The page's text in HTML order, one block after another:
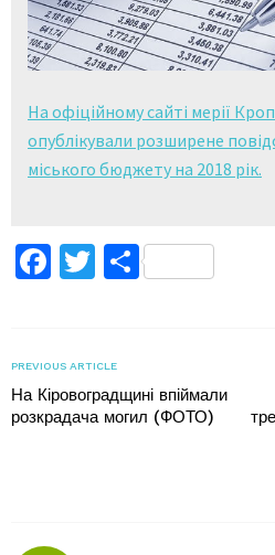
На офіційному сайті мерії
опублікували розширене
міського бюджету на 2018 рік.
Facebook
Twitter
PREVIOUS ARTICLE
На Кіровоградщині впіймали
розкрадача могил (ФОТО)